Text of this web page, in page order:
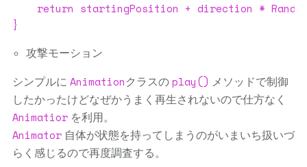
return startingPosition + direction *
}
攻撃モーション
シンプルに Animation クラスの play() メソッドで制御
したかったけどなぜかうまく再生されないので仕方なく
Animatior を利用。
Animator 自体が状態を持ってしまうのがいまいち扱いづ
らく感じるので再度調査する。